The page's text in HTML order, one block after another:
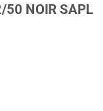
50 NOIR SAPL